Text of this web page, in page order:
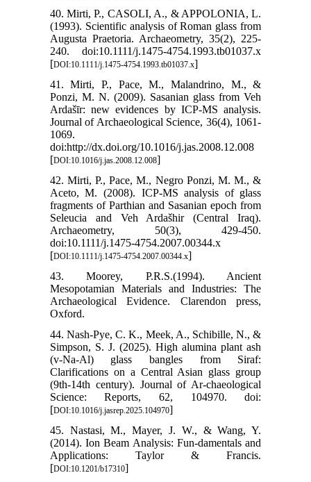
40. Mirti, P., CASOLI, A., & APPOLONIA, L.
(1993). Scientific analysis of Roman glass from
Augusta Praetoria. Archaeometry, 35(2), 225-
240. doi:10.1111/j.1475-4754.1993.tb01037.x
[DOI:10.1111/j.1475-4754.1993.tb01037.x]
41. Mirti, P., Pace, M., Malandrino, M., &
Ponzi, M. N. (2009). Sasanian glass from Veh
Ardašīr: new evidences by ICP-MS analysis.
Journal of Archaeological Science, 36(4), 1061-
1069.
doi:http://dx.doi.org/10.1016/j.jas.2008.12.008
[DOI:10.1016/j.jas.2008.12.008]
42. Mirti, P., Pace, M., Negro Ponzi, M. M., &
Aceto, M. (2008). ICP-MS analysis of glass
fragments of Parthian and Sasanian epoch from
Seleucia and Veh Ardašhir (Central Iraq).
Archaeometry, 50(3), 429-450.
doi:10.1111/j.1475-4754.2007.00344.x
[DOI:10.1111/j.1475-4754.2007.00344.x]
43. Moorey, P.R.S.(1994). Ancient
Mesopotamian Materials and Industries: The
Archaeological Evidence. Clarendon press,
Oxford.
44. Nash-Pye, C. K., Meek, A., Schibille, N., &
Simpson, S. J. (2025). High alumina plant ash
(v-Na-Al) glass bangles from Siraf:
Clarifications on a Central Asian glass group
(9th-14th century). Journal of Ar-chaeological
Science: Reports, 62, 104970. doi:
[DOI:10.1016/j.jasrep.2025.104970]
45. Nastasi, M., Mayer, J. W., & Wang, Y.
(2014). Ion Beam Analysis: Fun-damentals and
Applications: Taylor & Francis.
[DOI:10.1201/b17310]